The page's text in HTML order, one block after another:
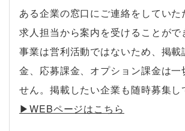
ある企業の窓口にご連絡をしていた
求人担当から案内を受けることがで
事業は営利活動ではないため、掲載
金、応募課金、オプション課金は一
せん。掲載したい企業も随時募集し
▶︎WEBページはこちら